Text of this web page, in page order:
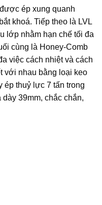
ép xung quanh
khoá. Tiếp theo là LVL
lớp nhằm hạn chế tối đa
cùng là Honey-Comb
việc cách nhiệt và cách
với nhau bằng loại keo
ép thuỷ lực 7 tấn trong
39mm, chắc chắn,